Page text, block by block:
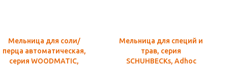
Мельница для соли/
перца автоматическая,
серия WOODMATIC,
Мельница для специй и
трав, серия
SCHUHBECKs, Adhoc